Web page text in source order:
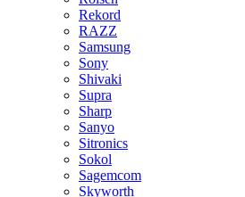
Rekord
RAZZ
Samsung
Sony
Shivaki
Supra
Sharp
Sanyo
Sitronics
Sokol
Sagemcom
Skyworth